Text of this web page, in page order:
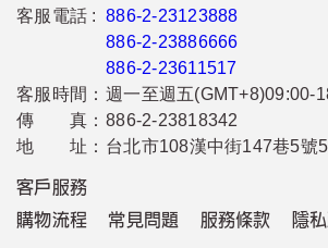
客服電話 : 886-2-23123888
886-2-23886666
886-2-23611517
客服時間： 週一至週五(GMT+8)09:00-
傳 真： 886-2-23818342
地 址： 台北市108漢中街147巷5號
客戶服務
購物流程
常見問題 服務條款 隱